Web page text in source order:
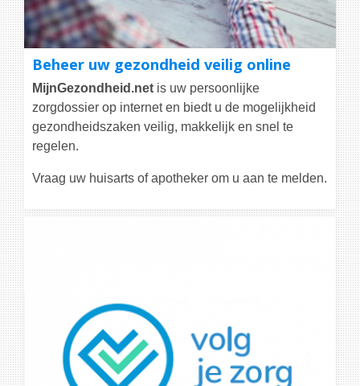
Beheer uw gezondheid veilig online
MijnGezondheid.net is uw persoonlijke
zorgdossier op internet en biedt u de mogelijkheid
gezondheidszaken veilig, makkelijk en snel te
regelen.
Vraag uw huisarts of apotheker om u aan te melden.